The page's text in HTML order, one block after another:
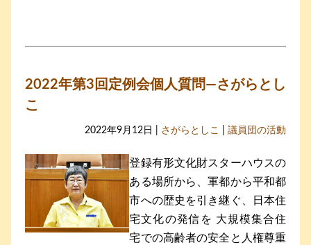
2022年第3回定例会個人質問―さがらとし
こ
2022年9月12日 | さがらとしこ 議員団の活動
登録有形文化財スターハウスの
ある場所から、軍都から平和都
市への歴史を引き継ぐ、日本住
宅文化の発信を 大規模集合住
宅での高齢者の安全と人権尊重